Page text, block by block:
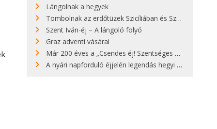
Lángolnak a hegyek
Tombolnak az erdőtüzek Szicíliában és Szardínián
Szent Iván-éj – A lángoló folyó
Graz adventi vásárai
Már 200 éves a „Csendes éj! Szentséges éj!”
A nyári napforduló éjjelén legendás hegyi tüzek világítják meg Zugspitzét